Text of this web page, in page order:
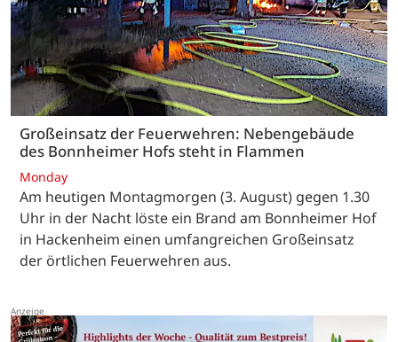
Großeinsatz der Feuerwehren: Nebengebäude
des Bonnheimer Hofs steht in Flammen
Monday
Am heutigen Montagmorgen (3. August) gegen 1.30
Uhr in der Nacht löste ein Brand am Bonnheimer Hof
in Hackenheim einen umfangreichen Großeinsatz
der örtlichen Feuerwehren aus.